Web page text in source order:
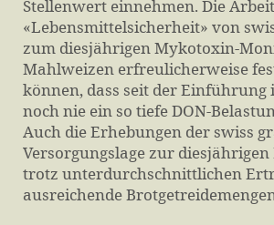
Stellenwert einnehmen. Die
«Lebensmittelsicherheit» von
zum diesjährigen Mykotoxin-
Mahlweizen erfreulicherweise
können, dass seit der Einführung
noch nie ein so tiefe DON-
Auch die Erhebungen der swiss
Versorgungslage zur
trotz unterdurchschnittlichen
ausreichende